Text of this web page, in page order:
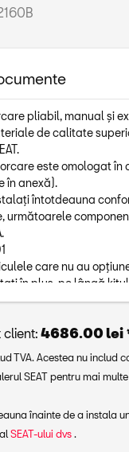
pliabil, manual și
de calitate
este omologat în
în anexă).
întotdeauna
următoarele
care nu au
în plus, pe lângă
informații consultați
2 x N91074201
+ suport:
înaltă calitate
versiune nu se aplică
22/21)
4686.00 lei
TVA. Acestea nu
SEAT pentru mai
înainte de a instala
SEAT-ului dvs.